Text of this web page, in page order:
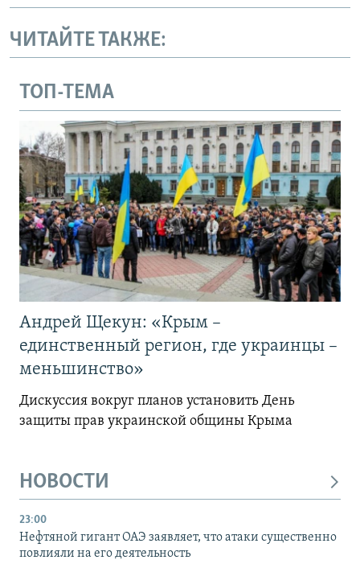
ЧИТАЙТЕ ТАКЖЕ:
ТОП-ТЕМА
Андрей Щекун: «Крым –
единственный регион, где украинцы –
меньшинство»
Дискуссия вокруг планов установить День
защиты прав украинской общины Крыма
НОВОСТИ
23:00
Нефтяной гигант ОАЭ заявляет, что атаки существенно
повлияли на его деятельность